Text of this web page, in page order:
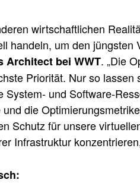
wirtschaftlichen
handeln, um den
Architect bei WWT. „Die
Priorität. Nur so
und Software-
die
Schutz für unsere
Infrastruktur